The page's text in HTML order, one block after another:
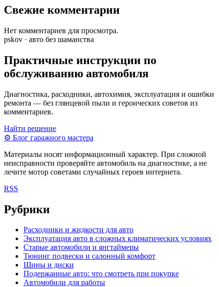
Свежие комментарии
Нет комментариев для просмотра.
pskov · авто без шаманства
Практичные инструкции по
обслуживанию автомобиля
Диагностика, расходники, автохимия, эксплуатация и ошибки
ремонта — без глянцевой пыли и героических советов из
комментариев.
Найти решение
⚙ Блог гаражного мастера
Материалы носят информационный характер. При сложной
неисправности проверяйте автомобиль на диагностике, а не
лечите мотор советами случайных героев интернета.
RSS
Рубрики
Расходники и жидкости для авто
Эксплуатация авто в сложных климатических условиях
Старые автомобили и янгтаймеры
Тюнинг подвески и салонный комфорт
Шины и диски
Подержанные авто: что смотреть при покупке
Автомобили для работы